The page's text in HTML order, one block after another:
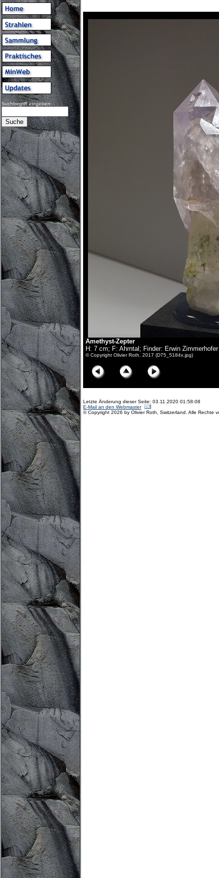
Suchbegriff eingeben:
Amethyst-Zepter
H: 7 cm; F: Ahrntal; Finder: Erwin Zimmerhofer
© Copyright Olivier Roth, 2017 (D75_5184x.jpg)
Letzte Änderung dieser Seite: 03.11.2020 01:58:08
E-Mail an den Webmaster
© Copyright 2026 by Olivier Roth, Switzerland. Alle Rechte